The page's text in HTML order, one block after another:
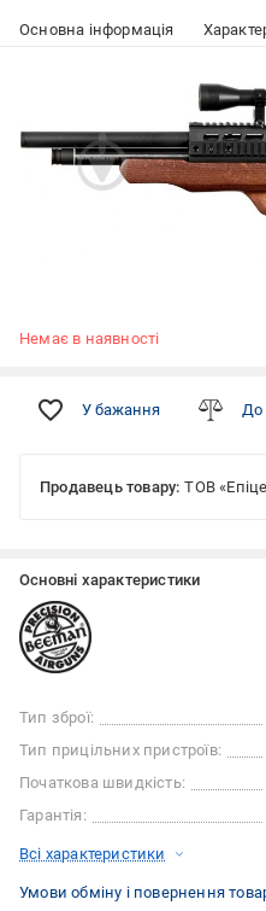
Основна інформація
Немає в наявності
У бажання До
Продавець товару: ТОВ
Основні характеристики
Тип зброї:
Тип прицільних пристроїв:
Початкова швидкість:
Гарантія:
Всі характеристики
Умови обміну і повернення